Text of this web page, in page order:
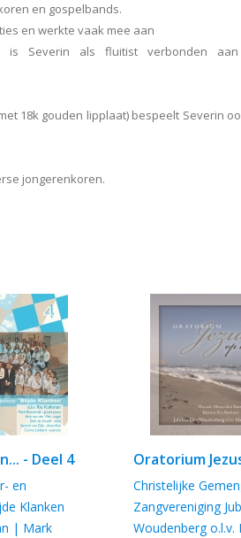
en gospelbands.
en werkte vaak mee aan
is Severin als fluitist verbonden
18k gouden lipplaat) bespeelt Severin
jongerenkoren.
- Deel 4
en
Klanken
| Mark
Oratorium
Christelijke
Zangvereniging
Woudenberg o.l.v.